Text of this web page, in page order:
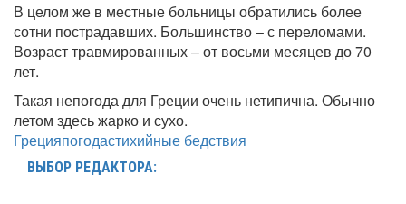
В целом же в местные больницы обратились более
сотни пострадавших. Большинство – с переломами.
Возраст травмированных – от восьми месяцев до 70
лет.
Такая непогода для Греции очень нетипична. Обычно
летом здесь жарко и сухо.
Грецияпогодастихийные бедствия
ВЫБОР РЕДАКТОРА: